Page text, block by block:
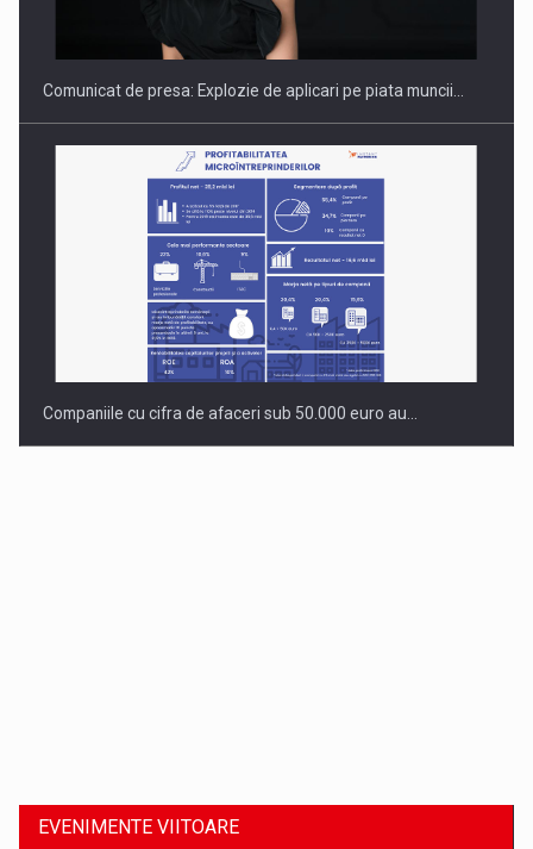
Comunicat de presa: Explozie de aplicari pe piata muncii…
Companiile cu cifra de afaceri sub 50.000 euro au…
EVENIMENTE VIITOARE